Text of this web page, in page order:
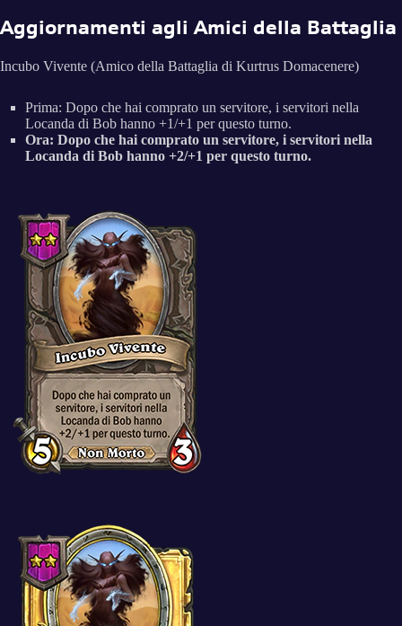
Aggiornamenti agli Amici della Battaglia
Incubo Vivente (Amico della Battaglia di Kurtrus Domacenere)
Prima: Dopo che hai comprato un servitore, i servitori nella
Locanda di Bob hanno +1/+1 per questo turno.
Ora: Dopo che hai comprato un servitore, i servitori nella
Locanda di Bob hanno +2/+1 per questo turno.